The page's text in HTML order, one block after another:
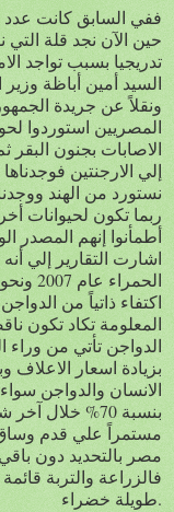
ففي السابق كانت عدد
حين الآن نجد قلة
تدريجيا بسبب تواجد
السيد أمين أباظة
ونقلاً عن جريدة
المصريين استوردوا
الاصابات بجنون البقر
إلي الارجنتين
نستورد من الهند
ربما تكون لحيوانات
اكتفاء ذاتياً من
المعلومة تكاد تكون
الدواجن تأتي من وراء
بزيادة اسعار
الانسان والدواجن
مستمراً علي قدم
مصر بالتحديد دون
فالزراعة والتربة
طويلة خضراء.